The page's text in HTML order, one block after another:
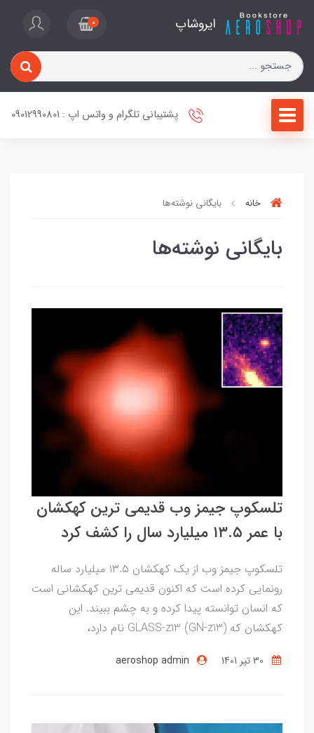
ایروشاپ 0
پشتیبانی تلگرام و واتس اپ : 09012990801
خانه بایگانی نوشته‌ها
بایگانی نوشته‌ها
تلسکوپ جیمز وب قدیمی ترین کهکشان
با عمر ۱۳.۵ میلیارد سال را کشف کرد
تلسکوپ جیمز وب از یک کهکشان ۱۳.۵ میلیارد ساله
رونمایی کرده است که اکنون قدیمی ترین کهکشانی است
که انسان توانسته پیدا کرده و به چشم ببیند. این
کهکشان که GLASS-z13 (GN-z13) نام دارد،
aeroshop admin